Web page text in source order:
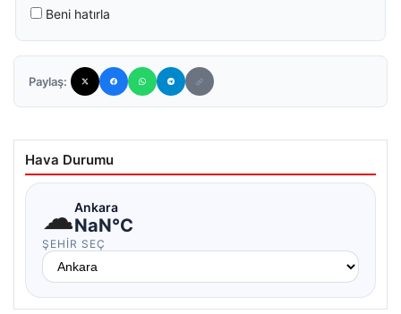
Beni hatırla
Paylaş:
Hava Durumu
☁Ankara
NaN°C
ŞEHIR SEÇ